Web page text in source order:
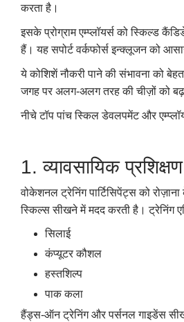
करता है।
इसके प्रोग्राम एम्प्लॉयर्स को स्किल्ड
हैं। यह सपोर्ट वर्कफोर्स इन्क्लूजन को
ये कोशिशें नौकरी पाने की संभावना को
जगह पर अलग-अलग तरह की चीज़ों को
नीचे टॉप पांच स्किल डेवलपमेंट और
1. व्यावसायिक प्रशिक्षण
वोकेशनल ट्रेनिंग पार्टिसिपेंट्स को
स्किल्स सीखने में मदद करती है। ट्रेनिंग
सिलाई
कंप्यूटर कौशल
हस्तशिल्प
पाक कला
हैंड्स-ऑन ट्रेनिंग और पर्सनल गाइडेंस